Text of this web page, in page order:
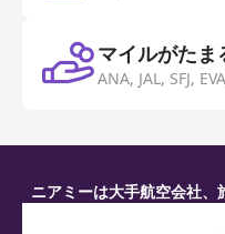
マイルがたま
ANA, JAL, SFJ,
ニアミーは大手航空会社